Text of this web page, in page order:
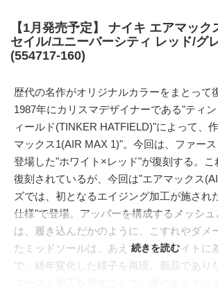
【1月発売予定】 ナイキ エアマッ
セイル/ユニーバーシティ レッド/グ
(554717-160)
歴代の名作がオリジナルカラーをまとって
1987年にカリスマデザイナーである"ティ
ィールド(TINKER HATFIELD)"によって、
マックス1(AIR MAX 1)"。今回は、ファー
登場した"ホワイト×レッド"が復刻する。こ
復刻されているが、今回は"エアマックス
ズでは、初となるエイジング加工が施され
仕様"で登場。アッパーを構成するメッシュ
は、履き込んだかのように、こすれやダメ
たミッドソールは、あえてオフホワイトに
で、経年変化した様子を再現。新品であり
続きを読む